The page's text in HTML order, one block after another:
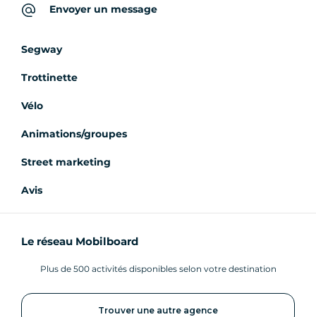
Envoyer un message
Segway
Trottinette
Vélo
Animations/groupes
Street marketing
Avis
Le réseau Mobilboard
Plus de 500 activités disponibles selon votre destination
Trouver une autre agence